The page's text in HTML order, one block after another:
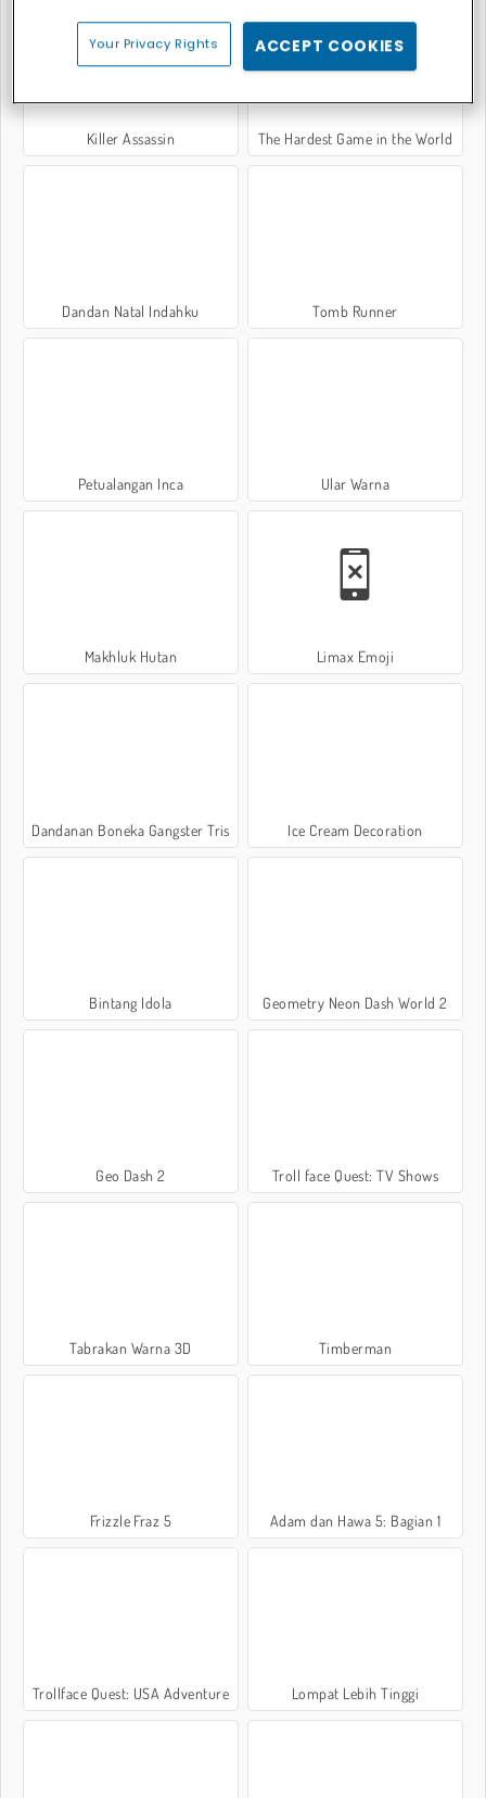
Killer Assassin The Hardest Game in the World
Dandan Natal Indahku Tomb Runner
Petualangan Inca Ular Warna
Makhluk Hutan Limax Emoji
Dandanan Boneka Gangster Tris Ice Cream Decoration
Bintang Idola Geometry Neon Dash World 2
Geo Dash 2 Troll face Quest: TV Shows
Tabrakan Warna 3D Timberman
Frizzle Fraz 5 Adam dan Hawa 5: Bagian 1
Trollface Quest: USA Adventure Lompat Lebih Tinggi
Your Privacy Rights ACCEPT COOKIES